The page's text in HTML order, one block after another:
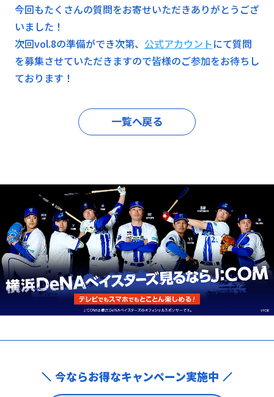
今回もたくさんの質問をお寄せいただきありがとうござ
いました！
次回vol.8の準備ができ次第、 公式アカウントにて質問
を募集させていただきますので皆様のご参加をお待ちし
ております！
一覧へ戻る
今ならお得なキャンペーン実施中